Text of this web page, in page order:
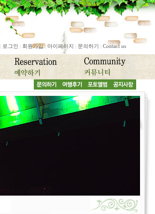
로그인 회원가입| 마이페이지 문의하기 Contact us